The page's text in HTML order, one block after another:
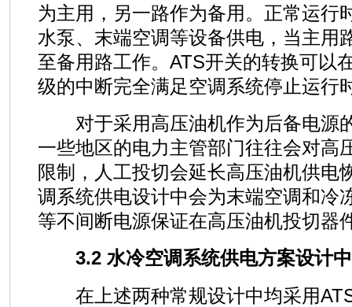
为主用，另一路作为备用。正常运行
水泵、末端空调等设备供电，当主用
至备用路工作。ATS开关的转换可以
级的中断完全满足空调系统停止运行
对于采用高压油机作为后备电源
一些地区的电力主管部门往往会对高
限制，人工投切会延长高压油机供电
调系统供电设计中会为末端空调和冷
等不间断电源保证在高压油机投切器
3.2 水冷空调系统供电方案设计
在上述两种常规设计中均采用